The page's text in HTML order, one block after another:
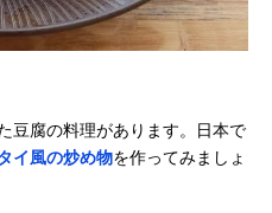
豆腐の料理があります。日本で
イ風の炒め物を作ってみましょ